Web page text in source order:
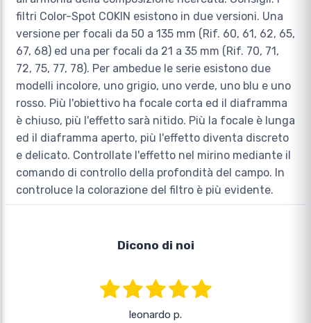
filtri Color-Spot COKIN esistono in due versioni. Una
versione per focali da 50 a 135 mm (Rif. 60, 61, 62, 65,
67, 68) ed una per focali da 21 a 35 mm (Rif. 70, 71,
72, 75, 77, 78). Per ambedue le serie esistono due
modelli incolore, uno grigio, uno verde, uno blu e uno
rosso. Più l'obiettivo ha focale corta ed il diaframma
è chiuso, più l'effetto sarà nitido. Più la focale è lunga
ed il diaframma aperto, più l'effetto diventa discreto
e delicato. Controllate l'effetto nel mirino mediante il
comando di controllo della profondità del campo. In
controluce la colorazione del filtro è più evidente.
Dicono di noi
leonardo p.